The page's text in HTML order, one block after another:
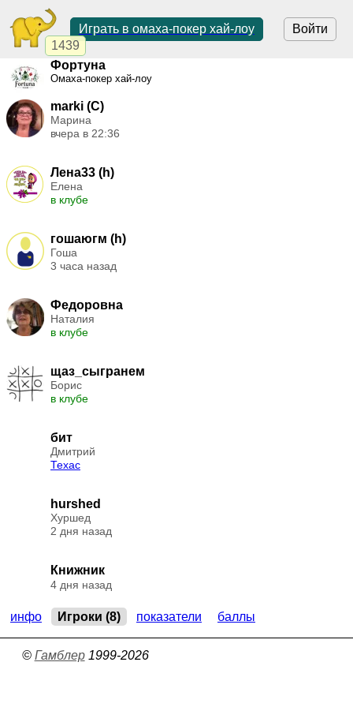
1439
Войти
Играть в омаха-покер хай-лоу
Фортуна
Омаха-покер хай-лоу
marki (C)
Марина
вчера в 22:36
Лена33 (h)
Елена
в клубе
гошаюгм (h)
Гоша
3 часа назад
Федоровна
Наталия
в клубе
щаз_сыгранем
Борис
в клубе
бит
Дмитрий
Техас
hurshed
Хуршед
2 дня назад
Книжник
4 дня назад
инфо Игроки (8) показатели баллы
© Гамблер1999-2026